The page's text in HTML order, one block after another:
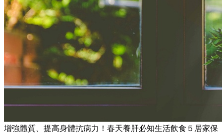
增強體質、提高身體抗病力！春天養肝必知生活飲食５居家保